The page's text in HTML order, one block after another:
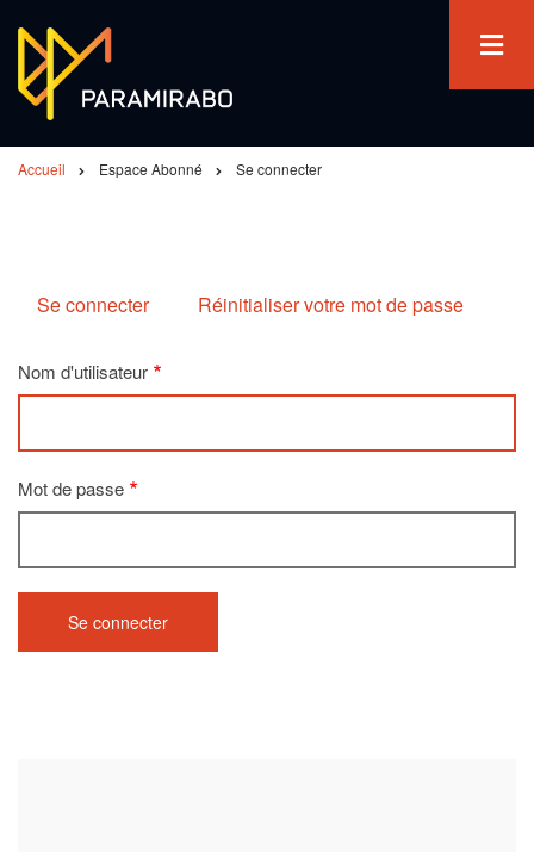
contenu
principal
Accueil Espace Abonné Se connecter
tabs
Se connecter Réinitialiser votre mot de passe
Nom d'utilisateur
Mot de passe